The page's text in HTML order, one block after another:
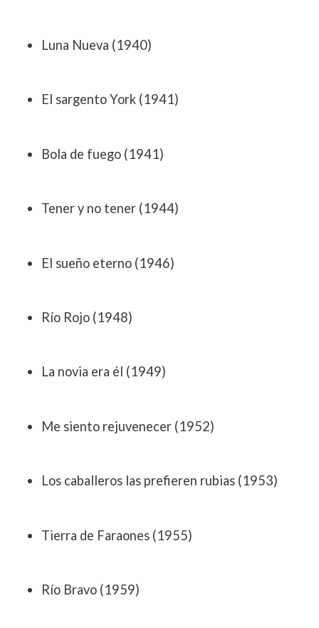
Luna Nueva (1940)
El sargento York (1941)
Bola de fuego (1941)
Tener y no tener (1944)
El sueño eterno (1946)
Río Rojo (1948)
La novia era él (1949)
Me siento rejuvenecer (1952)
Los caballeros las prefieren rubias (1953)
Tierra de Faraones (1955)
Río Bravo (1959)